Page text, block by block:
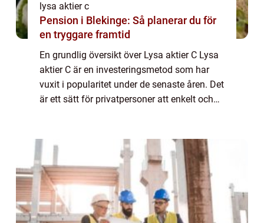
lysa aktier c
Pension i Blekinge: Så planerar du för
en tryggare framtid
En grundlig översikt över Lysa aktier C Lysa
aktier C är en investeringsmetod som har
vuxit i popularitet under de senaste åren. Det
är ett sätt för privatpersoner att enkelt och